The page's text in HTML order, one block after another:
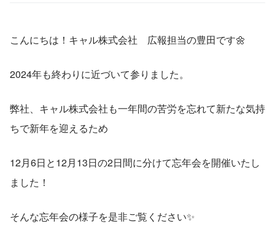
こんにちは！キャル株式会社　広報担当の豊田です🌼
2024年も終わりに近づいて参りました。
弊社、キャル株式会社も一年間の苦労を忘れて新たな気持
ちで新年を迎えるため
12月6日と12月13日の2日間に分けて忘年会を開催いたし
ました！
そんな忘年会の様子を是非ご覧ください✨